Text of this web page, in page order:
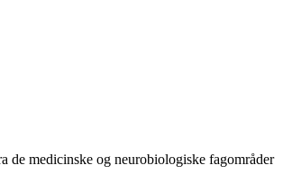
medicinske og neurobiologiske fagområder